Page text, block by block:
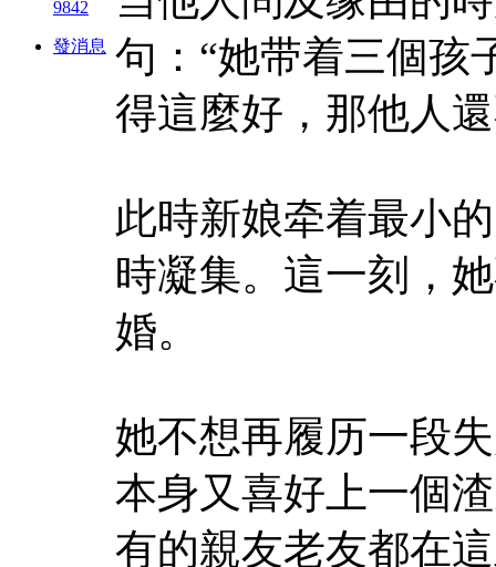
9842
發消息 句：“她带着三個孩
得這麼好，那他人
此時新娘牵着最小
時凝集。這一刻，
婚。
她不想再履历一段
本身又喜好上一個
有的親友老友都在